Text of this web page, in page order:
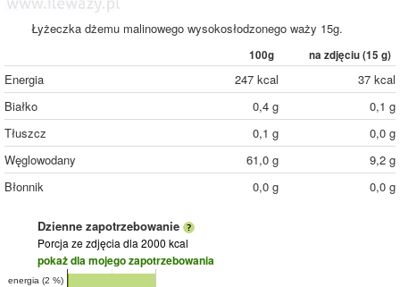
Łyżeczka dżemu malinowego wysokosłodzonego waży 15g.
100g na zdjęciu (15 g)
Energia 247 kcal
37 kcal
Białko
0,4 g
0,1 g
Tłuszcz
0,1 g
0,0 g
Węglowodany
61,0 g
9,2 g
Błonnik
0,0 g 0,0 g
Dzienne zapotrzebowanie
Porcja ze zdjęcia dla 2000 kcal
pokaż dla mojego zapotrzebowania
energia (2 %)